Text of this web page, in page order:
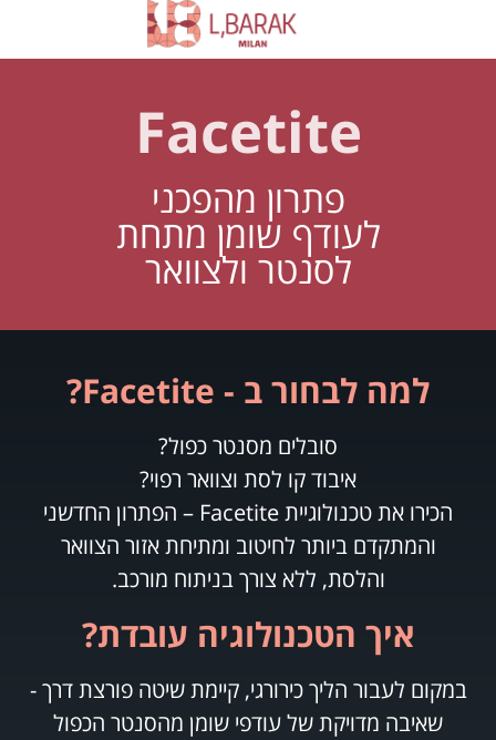
Facetite
פתרון מהפכני
לעודף שומן מתחת
לסנטר ולצוואר
למה לבחור ב - Facetite?
סובלים מסנטר כפול?
איבוד קו לסת וצוואר רפוי?
הכירו את טכנולוגיית Facetite – הפתרון החדשני
והמתקדם ביותר לחיטוב ומתיחת אזור הצוואר
והלסת, ללא צורך בניתוח מורכב.
איך הטכנולוגיה עובדת?
במקום לעבור הליך כירורגי, קיימת שיטה פורצת דרך -
שאיבה מדויקת של עודפי שומן מהסנטר הכפול